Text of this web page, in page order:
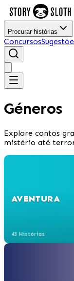
Procurar histórias
Concursos
Géneros
Explore contos
mistério até
AVENTURA
43 Histórias